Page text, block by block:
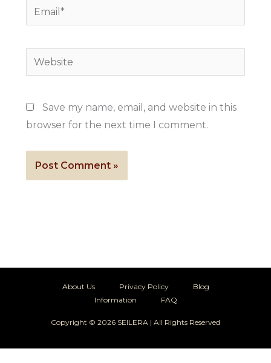
Email*
Website
Save my name, email, and website in this
browser for the next time I comment.
About Us Privacy Policy
Blog
Information
FAQ
Copyright © 2026 SEILERA | All Rights Reserved